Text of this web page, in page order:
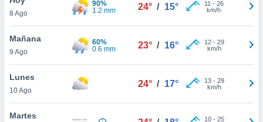
y
en
más
8 Ago
90%
1.2 mm
24° / 15° 11 - 26
km/h
Mañana
9 Ago
60%
0.6 mm
23° / 16° 12- 29
km/h
Lunes
10 Ago
24° / 17° 13- 29
km/h
Martes 10- 25